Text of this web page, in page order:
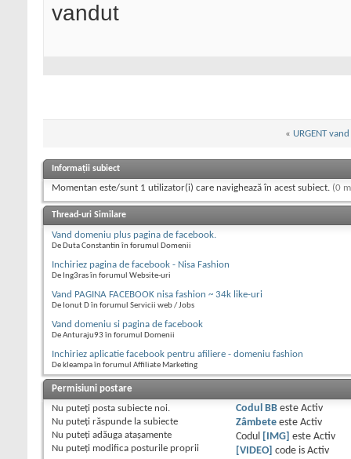
vandut
« URGENT
Informații subiect
Momentan este/sunt 1 utilizator(i) care navighează în acest subiect. (0
Thread-uri Similare
Vand domeniu plus pagina de facebook.
De Duta Constantin în forumul Domenii
Inchiriez pagina de facebook - Nisa Fashion
De Ing3ras în forumul Website-uri
Vand PAGINA FACEBOOK nisa fashion ~ 34k like-uri
De Ionut D în forumul Servicii web / Jobs
Vand domeniu si pagina de facebook
De Anturaju93 în forumul Domenii
Inchiriez aplicatie facebook pentru afiliere - domeniu fashion
De kleampa în forumul Affiliate Marketing
Permisiuni postare
Nu puteţi posta subiecte noi.
Nu puteţi răspunde la subiecte
Nu puteţi adăuga ataşamente
Nu puteţi modifica posturile proprii
Codul BBeste Activ
Zâmbeteeste Activ
Codul
[IMG] este Activ
[VIDEO]
code is Activ